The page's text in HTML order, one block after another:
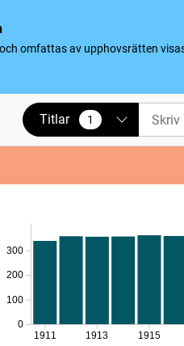
omfattas av upphovsrätten
Titlar 1
vald
0
100
200
300
1911 1913 1915